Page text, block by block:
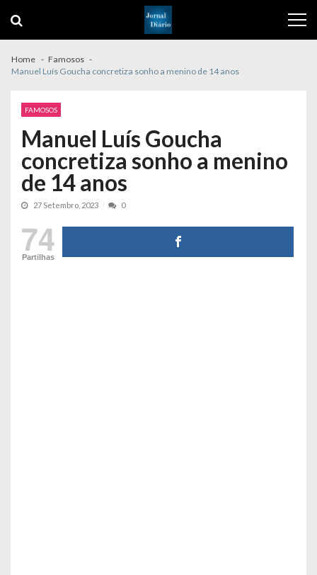
navigation
content
Home
Famosos
Manuel Luís Goucha concretiza sonho a menino de 14 anos
FAMOSOS
Manuel Luís Goucha
concretiza sonho a menino
de 14 anos
27 Setembro, 2023 0
74
Partilhas